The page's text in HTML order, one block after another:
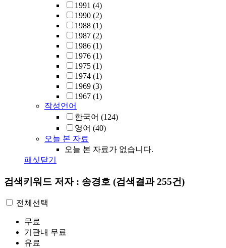
1991 (4)
1990 (2)
1988 (1)
1987 (2)
1986 (1)
1976 (1)
1975 (1)
1974 (1)
1969 (3)
1967 (1)
작성언어
한국어 (124)
영어 (40)
오늘 본 자료
오늘 본 자료가 없습니다.
패싯닫기
검색키워드 저자 : 송경호 (검색결과 255건)
전체선택
무료
기관내 무료
유료